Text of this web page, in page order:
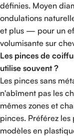
définies. Moyen
ondulations
et plus — pour un
volumisante sur
Les pinces de
utilise souvent ?
Les pinces sans
n'abîment pas les
mêmes zones et
pinces. Préférez
modèles en